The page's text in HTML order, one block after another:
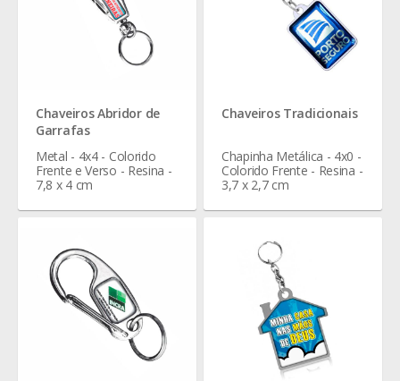
Chaveiros Abridor de
Garrafas
Metal - 4x4 - Colorido
Frente e Verso - Resina -
7,8 x 4 cm
Chaveiros Tradicionais
Chapinha Metálica - 4x0 -
Colorido Frente - Resina -
3,7 x 2,7 cm